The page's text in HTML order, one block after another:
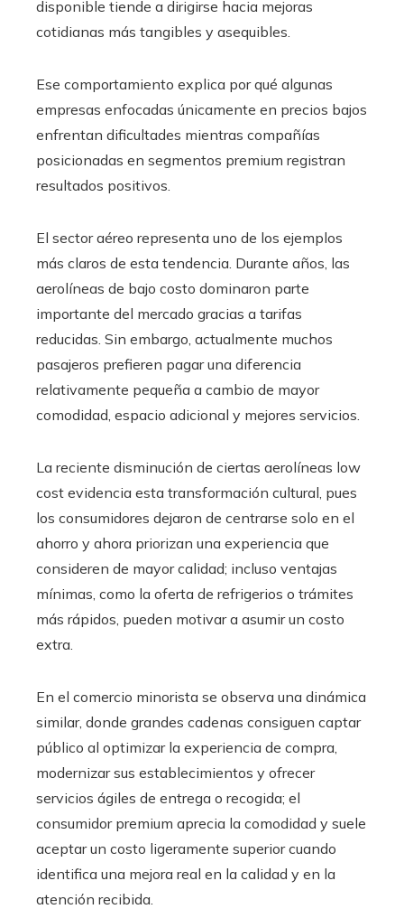
disponible tiende a dirigirse hacia mejoras
cotidianas más tangibles y asequibles.
Ese comportamiento explica por qué algunas
empresas enfocadas únicamente en precios bajos
enfrentan dificultades mientras compañías
posicionadas en segmentos premium registran
resultados positivos.
El sector aéreo representa uno de los ejemplos
más claros de esta tendencia. Durante años, las
aerolíneas de bajo costo dominaron parte
importante del mercado gracias a tarifas
reducidas. Sin embargo, actualmente muchos
pasajeros prefieren pagar una diferencia
relativamente pequeña a cambio de mayor
comodidad, espacio adicional y mejores servicios.
La reciente disminución de ciertas aerolíneas low
cost evidencia esta transformación cultural, pues
los consumidores dejaron de centrarse solo en el
ahorro y ahora priorizan una experiencia que
consideren de mayor calidad; incluso ventajas
mínimas, como la oferta de refrigerios o trámites
más rápidos, pueden motivar a asumir un costo
extra.
En el comercio minorista se observa una dinámica
similar, donde grandes cadenas consiguen captar
público al optimizar la experiencia de compra,
modernizar sus establecimientos y ofrecer
servicios ágiles de entrega o recogida; el
consumidor premium aprecia la comodidad y suele
aceptar un costo ligeramente superior cuando
identifica una mejora real en la calidad y en la
atención recibida.